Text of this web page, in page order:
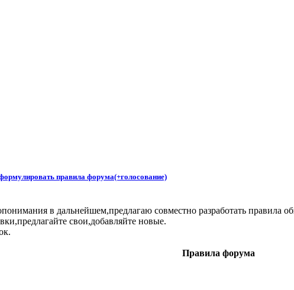
правила форума(+голосование)
в дальнейшем,предлагаю совместно разработать правила
свои,добавляйте новые.
Правила форума